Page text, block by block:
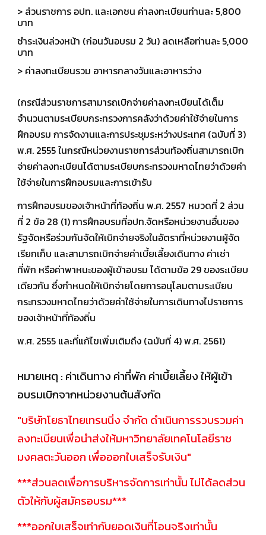
> ส่วนราชการ อปท. และเอกชน ค่าลงทะเบียนท่านละ 5,800
บาท
ชำระเงินล่วงหน้า (ก่อนวันอบรม 2 วัน) ลดเหลือท่านละ 5,000
บาท
> ค่าลงทะเบียนรวม อาหารกลางวันและอาหารว่าง
(กรณีส่วนราชการสามารถเบิกจ่ายค่าลงทะเบียนได้เต็ม
จำนวนตามระเบียบกระทรวงการคลังว่าด้วยค่าใช้จ่ายในการ
ฝึกอบรม การจัดงานและการประชุมระหว่างประเทศ (ฉบับที่ 3)
พ.ศ. 2555 ในกรณีหน่วยงานราชการส่วนท้องถิ่นสามารถเบิก
จ่ายค่าลงทะเบียนได้ตามระเบียบกระทรวงมหาดไทยว่าด้วยค่า
ใช้จ่ายในการฝึกอบรมและการเข้ารับ
การฝึกอบรมของเจ้าหน้าที่ท้องถิ่น พ.ศ. 2557 หมวดที่ 2 ส่วน
ที่ 2 ข้อ 28 (1) การฝึกอบรมที่อปท.จัดหรือหน่วยงานอื่นของ
รัฐจัดหรือร่วมกันจัดให้เบิกจ่ายจริงในอัตราที่หน่วยงานผู้จัด
เรียกเก็บ และสามารถเบิกจ่ายค่าเบี้ยเลี้ยงเดินทาง ค่าเช่า
ที่พัก หรือค่าพาหนะของผู้เข้าอบรม ได้ตามข้อ 29 ของระเบียบ
เดียวกัน ซึ่งกำหนดให้เบิกจ่ายโดยการอนุโลมตามระเบียบ
กระทรวงมหาดไทยว่าด้วยค่าใช้จ่ายในการเดินทางไปราชการ
ของเจ้าหน้าที่ท้องถิ่น
พ.ศ. 2555 และที่แก้ไขเพิ่มเติมถึง (ฉบับที่ 4) พ.ศ. 2561)
หมายเหตุ : ค่าเดินทาง ค่าที่พัก ค่าเบี้ยเลี้ยง ให้ผู้เข้า
อบรมเบิกจากหน่วยงานต้นสังกัด
"บริษัทโยธาไทยเทรนนิ่ง จำกัด ดำเนินการรวบรวมค่า
ลงทะเบียนเพื่อนำส่งให้มหาวิทยาลัยเทคโนโลยีราช
มงคลตะวันออก เพื่อออกใบเสร็จรับเงิน"
***ส่วนลดเพื่อการบริหารจัดการเท่านั้น ไม่ได้ลดส่วน
ตัวให้กับผู้สมัครอบรม***
***ออกใบเสร็จเท่ากับยอดเงินที่โอนจริงเท่านั้น